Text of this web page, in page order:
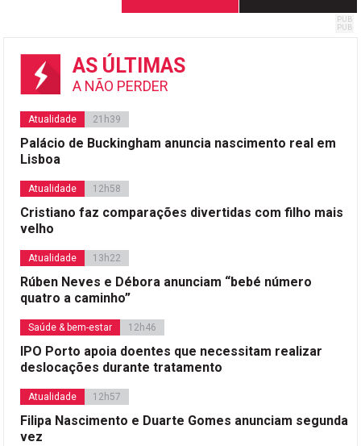
AS ÚLTIMAS
A NÃO PERDER
Atualidade 21h39
Palácio de Buckingham anuncia nascimento real em
Lisboa
Atualidade 12h58
Cristiano faz comparações divertidas com filho mais
velho
Atualidade 13h22
Rúben Neves e Débora anunciam “bebé número
quatro a caminho”
Saúde & bem-estar 12h46
IPO Porto apoia doentes que necessitam realizar
deslocações durante tratamento
Atualidade 12h57
Filipa Nascimento e Duarte Gomes anunciam segunda
vez